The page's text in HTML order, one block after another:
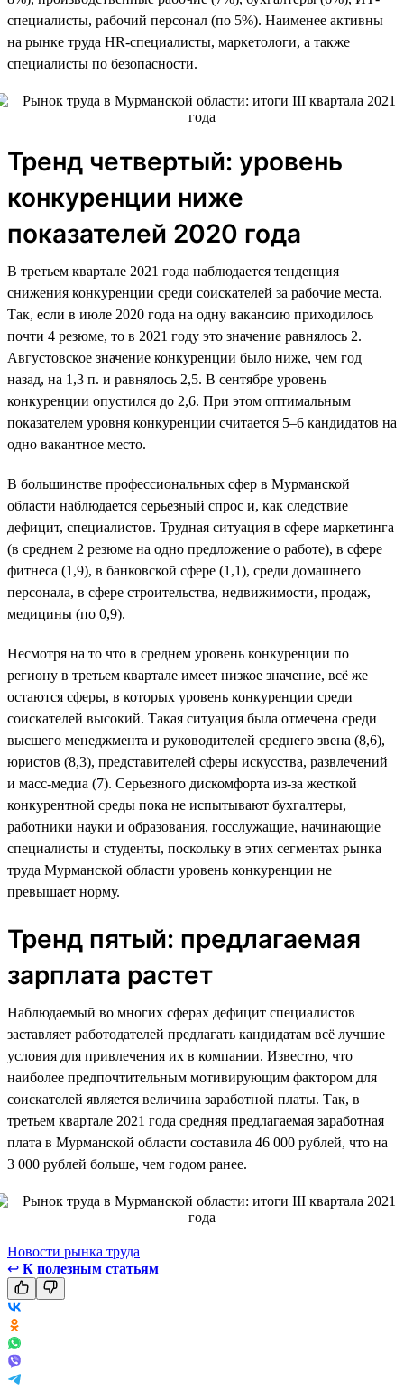
специалисты, рабочий персонал (по 5%). Наименее активны
на рынке труда HR-специалисты, маркетологи, а также
специалисты по безопасности.
Тренд четвертый: уровень
конкуренции ниже
показателей 2020 года
В третьем квартале 2021 года наблюдается тенденция
снижения конкуренции среди соискателей за рабочие места.
Так, если в июле 2020 года на одну вакансию приходилось
почти 4 резюме, то в 2021 году это значение равнялось 2.
Августовское значение конкуренции было ниже, чем год
назад, на 1,3 п. и равнялось 2,5. В сентябре уровень
конкуренции опустился до 2,6. При этом оптимальным
показателем уровня конкуренции считается 5–6 кандидатов на
одно вакантное место.
В большинстве профессиональных сфер в Мурманской
области наблюдается серьезный спрос и, как следствие
дефицит, специалистов. Трудная ситуация в сфере маркетинга
(в среднем 2 резюме на одно предложение о работе), в сфере
фитнеса (1,9), в банковской сфере (1,1), среди домашнего
персонала, в сфере строительства, недвижимости, продаж,
медицины (по 0,9).
Несмотря на то что в среднем уровень конкуренции по
региону в третьем квартале имеет низкое значение, всё же
остаются сферы, в которых уровень конкуренции среди
соискателей высокий. Такая ситуация была отмечена среди
высшего менеджмента и руководителей среднего звена (8,6),
юристов (8,3), представителей сферы искусства, развлечений
и масс-медиа (7). Серьезного дискомфорта из-за жесткой
конкурентной среды пока не испытывают бухгалтеры,
работники науки и образования, госслужащие, начинающие
специалисты и студенты, поскольку в этих сегментах рынка
труда Мурманской области уровень конкуренции не
превышает норму.
Тренд пятый: предлагаемая
зарплата растет
Наблюдаемый во многих сферах дефицит специалистов
заставляет работодателей предлагать кандидатам всё лучшие
условия для привлечения их в компании. Известно, что
наиболее предпочтительным мотивирующим фактором для
соискателей является величина заработной платы. Так, в
третьем квартале 2021 года средняя предлагаемая заработная
плата в Мурманской области составила 46 000 рублей, что на
3 000 рублей больше, чем годом ранее.
Новости рынка труда
↩ К полезным статьям